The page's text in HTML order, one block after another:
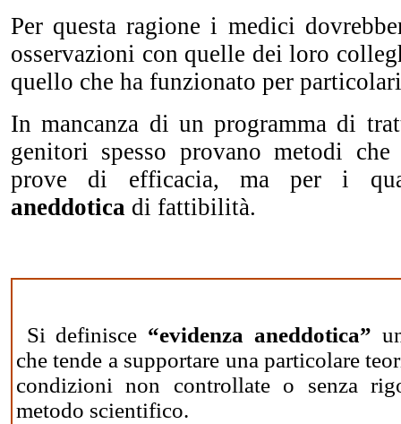
Per questa ragione i medici
osservazioni con quelle dei loro
quello che ha funzionato per
In mancanza di un programma di
genitori spesso provano metodi
prove di efficacia, ma per i
aneddotica di fattibilità.
Si definisce “evidenza aneddotica”
che tende a supportare una particolare
condizioni non controllate o senza
metodo scientifico.